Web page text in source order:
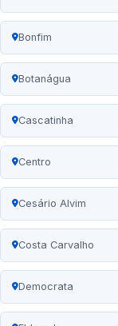
Bonfim
Botanágua
Cascatinha
Centro
Cesário Alvim
Costa Carvalho
Democrata